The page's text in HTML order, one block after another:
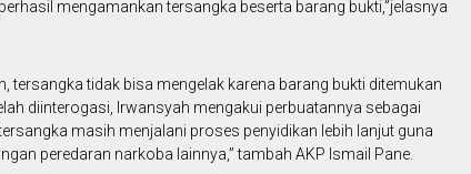
mengamankan tersangka beserta barang bukti,”jelasnya
tersangka tidak bisa mengelak karena barang bukti ditemukan
diinterogasi, Irwansyah mengakui perbuatannya sebagai
masih menjalani proses penyidikan lebih lanjut guna
peredaran narkoba lainnya,” tambah AKP Ismail Pane.